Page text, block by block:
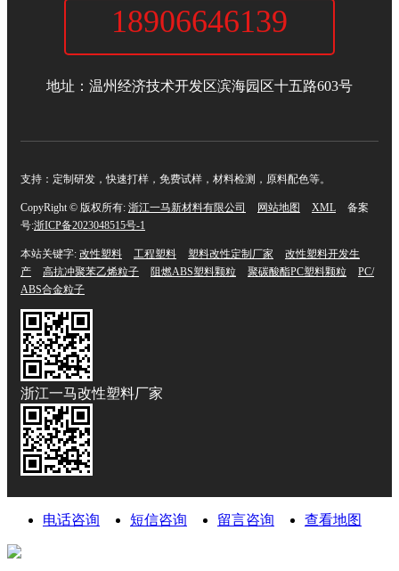
浙江一马新材料有限公司
18906646139
地址：温州经济技术开发区滨海园区十五路603号
支持：定制研发，快速打样，免费试样，材料检测，原料配色等。
CopyRight © 版权所有: 浙江一马新材料有限公司 网站地图 XML
备案
号:浙ICP备2023048515号-1
本站关键字: 改性塑料 工程塑料 塑料改性定制厂家
改性塑料开发生
产
高抗冲聚苯乙烯粒子 阻燃ABS塑料颗粒 聚碳酸酯PC塑料颗粒
PC/
ABS合金粒子
浙江一马改性塑料厂家
电话咨询 短信咨询 留言咨询 查看地图